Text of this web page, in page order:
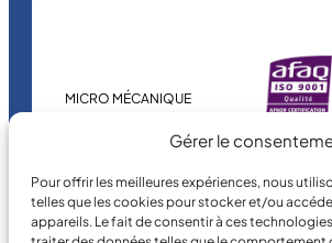
Gérer le
Pour offrir les meilleures expériences, nous
telles que les cookies pour stocker et/ou
appareils. Le fait de consentir à ces
MICRO MÉCANIQUE